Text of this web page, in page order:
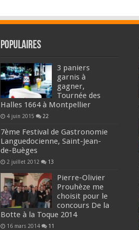
Populaires
3 paniers
garnis à
gagner,
Tournée des
Halles 1664 à Montpellier
4 juin 2015 22
7ème Festival de Gastronomie
Languedocienne, Saint-Jean-
de-Buèges
2 juillet 2012 13
Pierre-Olivier
Prouhèze me
choisit pour le
concours De la
Botte à la Toque 2014
16 mars 2014 11